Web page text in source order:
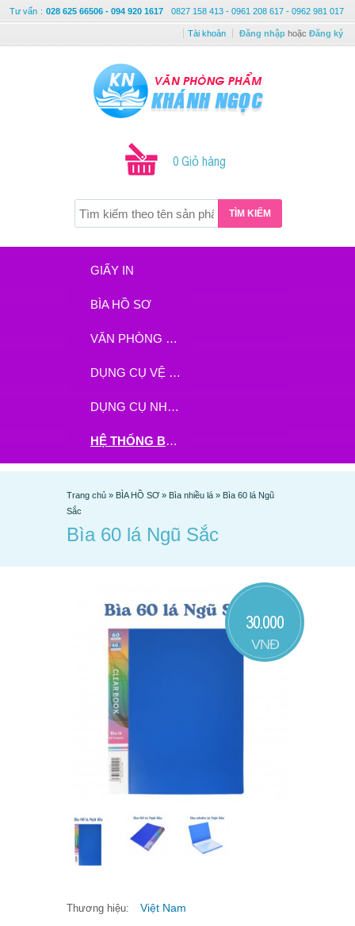
Tư vấn : 028 625 66506 - 094 920 1617 0827 158 413 - 0961 208 617 - 0962 981 017
Tài khoản Đăng nhập hoặc Đăng ký
0 Giỏ hàng
TÌM KIẾM
GIẤY IN
BÌA HỒ SƠ
VĂN PHÒNG PHẨM
DỤNG CỤ VỆ SINH
DỤNG CỤ NHÀ BẾP
HỆ THỐNG BHX - TGDĐ ĐẶT HÀNG TẠI ĐÂY
Trang chủ » BÌA HỒ SƠ » Bìa nhiều lá » Bìa 60 lá Ngũ
Sắc
Bìa 60 lá Ngũ Sắc
30.000
VNĐ
Thương hiệu: Việt Nam